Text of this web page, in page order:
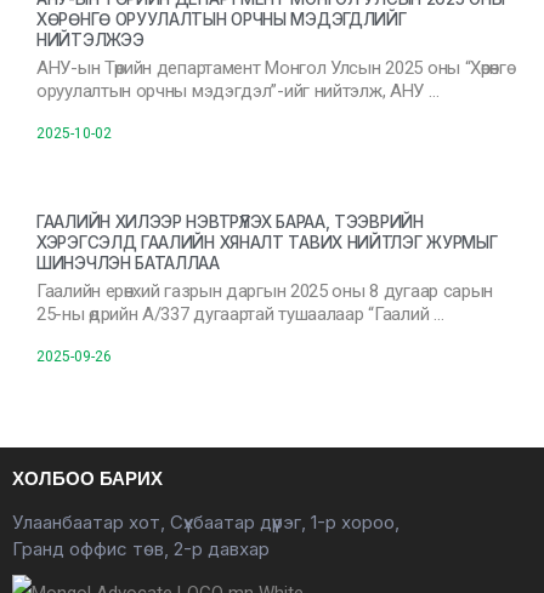
ХӨРӨНГӨ ОРУУЛАЛТЫН ОРЧНЫ МЭДЭГДЛИЙГ
НИЙТЭЛЖЭЭ
АНУ-ын Төрийн департамент Монгол Улсын 2025 оны “Хөрөнгө
оруулалтын орчны мэдэгдэл”-ийг нийтэлж, АНУ …
2025-10-02
ГААЛИЙН ХИЛЭЭР НЭВТРҮҮЛЭХ БАРАА, ТЭЭВРИЙН
ХЭРЭГСЭЛД ГААЛИЙН ХЯНАЛТ ТАВИХ НИЙТЛЭГ ЖУРМЫГ
ШИНЭЧЛЭН БАТАЛЛАА
Гаалийн ерөнхий газрын даргын 2025 оны 8 дугаар сарын
25-ны өдрийн А/337 дугаартай тушаалаар “Гаалий …
2025-09-26
ХОЛБОО БАРИХ
Улаанбаатар хот, Сүхбаатар дүүрэг, 1-р хороо,
Гранд оффис төв, 2-р давхар